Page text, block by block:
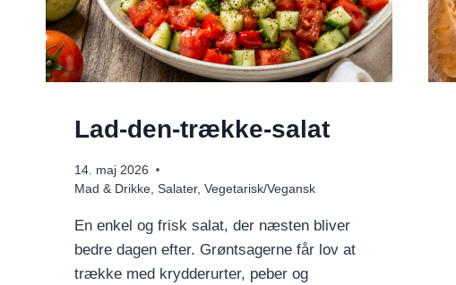
Lad-den-trække-salat
14. maj 2026
Mad & Drikke Salater, Vegetarisk/Vegansk
En enkel og frisk salat, der næsten bliver
bedre dagen efter. Grøntsagerne får lov at
trække med krydderurter, peber og